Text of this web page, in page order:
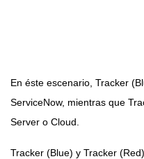
En éste escenario, Tracker
ServiceNow, mientras que
Server o Cloud.
Tracker (Blue) y Tracker